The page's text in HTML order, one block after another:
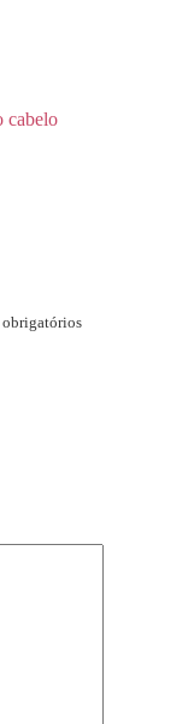
cabelo
obrigatórios